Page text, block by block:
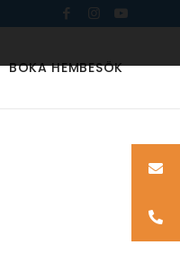
BOKA HEMBESÖK